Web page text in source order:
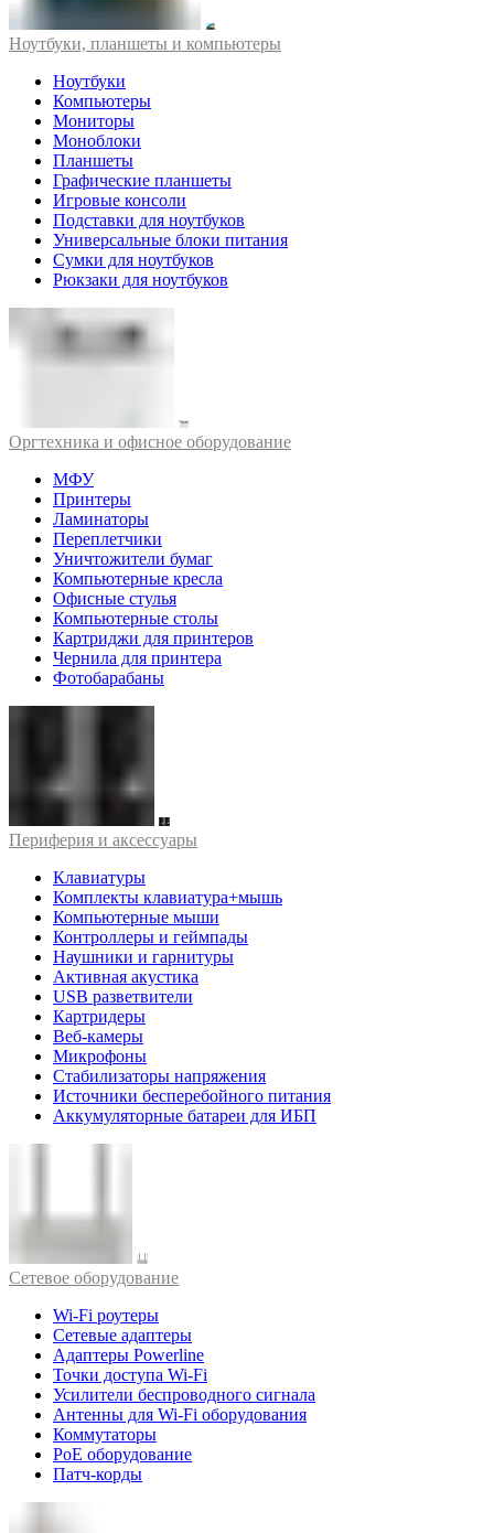
Ноутбуки, планшеты и компьютеры
Ноутбуки
Компьютеры
Мониторы
Моноблоки
Планшеты
Графические планшеты
Игровые консоли
Подставки для ноутбуков
Универсальные блоки питания
Сумки для ноутбуков
Рюкзаки для ноутбуков
Оргтехника и офисное оборудование
МФУ
Принтеры
Ламинаторы
Переплетчики
Уничтожители бумаг
Компьютерные кресла
Офисные стулья
Компьютерные столы
Картриджи для принтеров
Чернила для принтера
Фотобарабаны
Периферия и аксессуары
Клавиатуры
Комплекты клавиатура+мышь
Компьютерные мыши
Контроллеры и геймпады
Наушники и гарнитуры
Активная акустика
USB разветвители
Картридеры
Веб-камеры
Микрофоны
Стабилизаторы напряжения
Источники бесперебойного питания
Аккумуляторные батареи для ИБП
Cетевое оборудование
Wi-Fi роутеры
Сетевые адаптеры
Адаптеры Powerline
Точки доступа Wi-Fi
Усилители беспроводного сигнала
Антенны для Wi-Fi оборудования
Коммутаторы
PoE оборудование
Патч-корды